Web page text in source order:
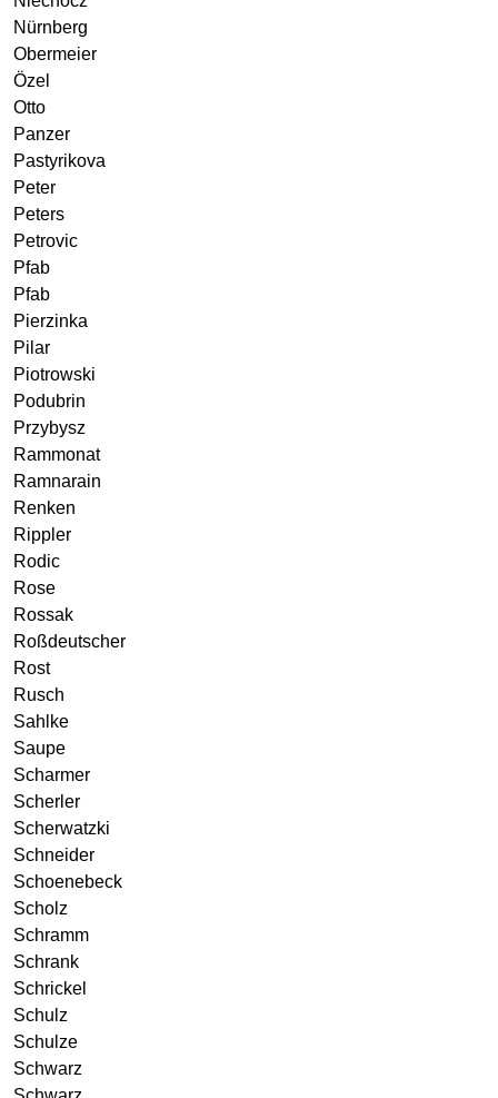
Nürnberg
Obermeier
Özel
Otto
Panzer
Pastyrikova
Peter
Peters
Petrovic
Pfab
Pfab
Pierzinka
Pilar
Piotrowski
Podubrin
Przybysz
Rammonat
Ramnarain
Renken
Rippler
Rodic
Rose
Rossak
Roßdeutscher
Rost
Rusch
Sahlke
Saupe
Scharmer
Scherler
Scherwatzki
Schneider
Schoenebeck
Scholz
Schramm
Schrank
Schrickel
Schulz
Schulze
Schwarz